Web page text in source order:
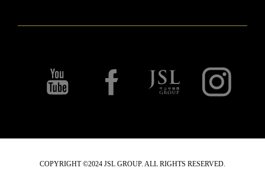
COPYRIGHT ©2024 JSL GROUP. ALL RIGHTS RESERVED.